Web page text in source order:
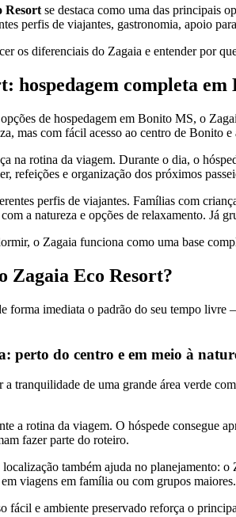
Resort se destaca como uma das principais
perfis de viajantes, gastronomia, apoio
os diferenciais do Zagaia e entender por
hospedagem completa
de hospedagem em Bonito MS, o
mas com fácil acesso ao centro de Bonito
na rotina da viagem. Durante o dia, o
refeições e organização dos próximos
perfis de viajantes. Famílias com
a natureza e opções de relaxamento. Já
o Zagaia funciona como uma base
Zagaia Eco Resort?
forma imediata o padrão do seu tempo
perto do centro e em meio à
a tranquilidade de uma grande área verde
a rotina da viagem. O hóspede consegue
fazer parte do roteiro.
localização também ajuda no planejamento:
viagens em família ou com grupos maiores.
fácil e ambiente preservado reforça o